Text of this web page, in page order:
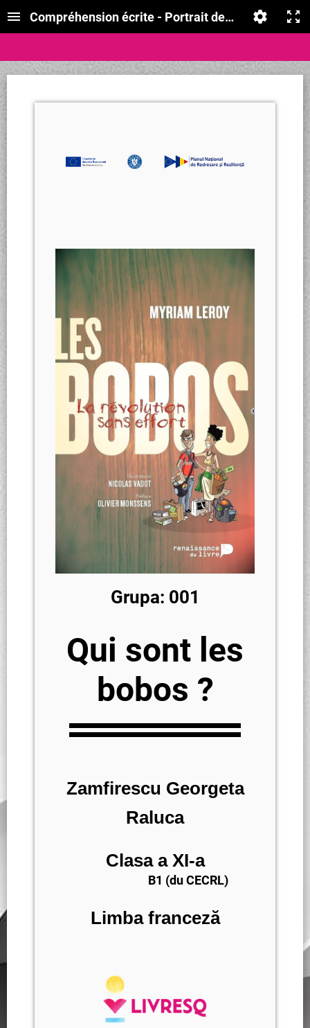
Compréhension écrite - Portrait des « bobos »
Grupa: 001
Qui sont les
bobos ?
Zamfirescu Georgeta
Raluca
Clasa a XI-a
B1 (du CECRL)
Limba franceză